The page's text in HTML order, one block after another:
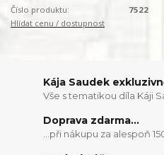
Číslo produktu:
7522
Hlídat cenu / dostupnost
Kája Saudek
Vše s tematikou díla Káji
Doprava zdarma...
...při nákupu za alespoň